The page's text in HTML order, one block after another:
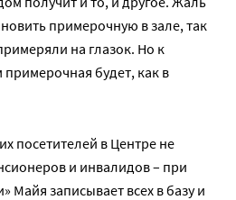
примерочную в зале, так
на глазок. Но к
будет, как в
посетителей в Центре не
и инвалидов – при
Майя записывает всех в базу и